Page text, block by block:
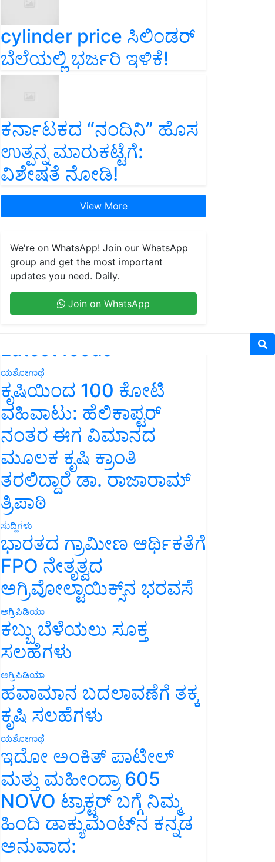
cylinder price ಸಿಲಿಂಡರ್‌
ಬೆಲೆಯಲ್ಲಿ ಭರ್ಜರಿ ಇಳಿಕೆ!
ಕರ್ನಾಟಕದ “ನಂದಿನಿ” ಹೊಸ
ಉತ್ಪನ್ನ ಮಾರುಕಟ್ಟೆಗೆ:
ವಿಶೇಷತೆ ನೋಡಿ!
View More
We're on WhatsApp! Join our WhatsApp
group and get the most important
updates you need. Daily.
Join on WhatsApp
Latest feeds
ಯಶೋಗಾಥೆ
ಕೃಷಿಯಿಂದ 100 ಕೋಟಿ
ವಹಿವಾಟು: ಹೆಲಿಕಾಪ್ಟರ್
ನಂತರ ಈಗ ವಿಮಾನದ
ಮೂಲಕ ಕೃಷಿ ಕ್ರಾಂತಿ
ತರಲಿದ್ದಾರೆ ಡಾ. ರಾಜಾರಾಮ್
ತ್ರಿಪಾಠಿ
ಸುದ್ದಿಗಳು
ಭಾರತದ ಗ್ರಾಮೀಣ ಆರ್ಥಿಕತೆಗೆ
FPO ನೇತೃತ್ವದ
ಅಗ್ರಿವೋಲ್ಟಾಯಿಕ್ಸ್‌ನ ಭರವಸೆ
ಅಗ್ರಿಪಿಡಿಯಾ
ಕಬ್ಬು ಬೆಳೆಯಲು ಸೂಕ್ತ
ಸಲಹೆಗಳು
ಅಗ್ರಿಪಿಡಿಯಾ
ಹವಾಮಾನ ಬದಲಾವಣೆಗೆ ತಕ್ಕ
ಕೃಷಿ ಸಲಹೆಗಳು
ಯಶೋಗಾಥೆ
ಇದೋ ಅಂಕಿತ್ ಪಾಟೀಲ್
ಮತ್ತು ಮಹೀಂದ್ರಾ 605
NOVO ಟ್ರಾಕ್ಟರ್ ಬಗ್ಗೆ ನಿಮ್ಮ
ಹಿಂದಿ ಡಾಕ್ಯುಮೆಂಟ್‌ನ ಕನ್ನಡ
ಅನುವಾದ: